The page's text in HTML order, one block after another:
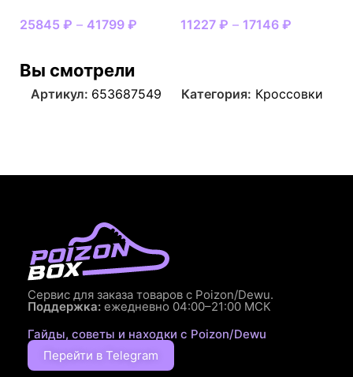
25845 ₽ – 41799 ₽ 11227 ₽ – 17146 ₽
Вы смотрели
Артикул: 653687549 Категория: Кроссовки
Сервис для заказа товаров с Poizon/Dewu.
Поддержка: ежедневно 04:00–21:00 МСК
Гайды, советы и находки с Poizon/Dewu
Перейти в Telegram